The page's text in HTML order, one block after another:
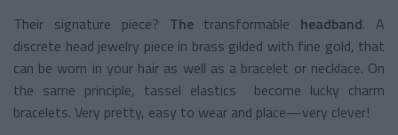
Their signature piece? The transformable headband. A
discrete head jewelry piece in brass gilded with fine gold, that
can be worn in your hair as well as a bracelet or necklace. On
the same principle, tassel elastics become lucky charm
bracelets. Very pretty, easy to wear and place—very clever!